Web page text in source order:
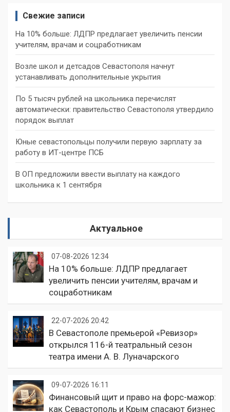
Свежие записи
На 10% больше: ЛДПР предлагает увеличить пенсии
учителям, врачам и соцработникам
Возле школ и детсадов Севастополя начнут
устанавливать дополнительные укрытия
По 5 тысяч рублей на школьника перечислят
автоматически: правительство Севастополя утвердило
порядок выплат
Юные севастопольцы получили первую зарплату за
работу в ИТ-центре ПСБ
В ОП предложили ввести выплату на каждого
школьника к 1 сентября
Актуальное
07-08-2026 12:34
На 10% больше: ЛДПР предлагает
увеличить пенсии учителям, врачам и
соцработникам
22-07-2026 20:42
В Севастополе премьерой «Ревизор»
открылся 116-й театральный сезон
театра имени А. В. Луначарского
09-07-2026 16:11
Финансовый щит и право на форс-мажор:
как Севастополь и Крым спасают бизнес